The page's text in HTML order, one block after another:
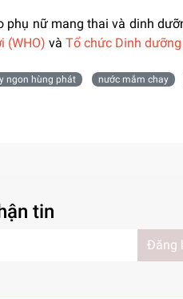
nữ mang thai và dinh
(WHO) và Tổ chức Dinh
ngon hùng phát nước mắm chay
tin
Đăng